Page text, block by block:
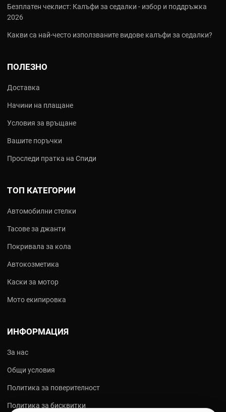
Безплатен чеклист: Калъфи за седалки - избор и поддръжка
2026
Какви са най‑често използваните видове калъфи за седалки?
ПОЛЕЗНО
Доставка
Начини на плащане
Условия за връщане
Вашите поръчки
Проследи пратка на Спиди
ТОП КАТЕГОРИИ
Автомобилни стелки
Тасове за джанти
Покривала за кола
Автокозметика
Каски за мотор
Мото екипировка
ИНФОРМАЦИЯ
За нас
Общи условия
Политика за поверителност
Политика за бисквитки